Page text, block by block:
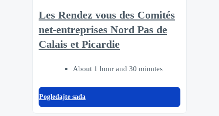
Les Rendez vous des Comités
net-entreprises Nord Pas de
Calais et Picardie
About 1 hour and 30 minutes
Pogledajte sada